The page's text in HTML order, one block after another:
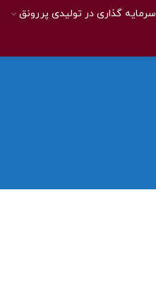
سرمایه گذاری در تولیدی پررونق